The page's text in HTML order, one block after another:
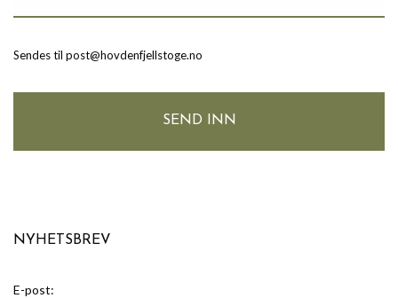
Sendes til post@hovdenfjellstoge.no
NYHETSBREV
E-post: